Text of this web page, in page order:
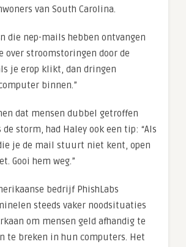
van South Carolina.
die nep-mails hebben ontvangen
stroomstoringen door de
je erop klikt, dan dringen
binnen.”
dat mensen dubbel getroffen
storm, had Haley ook een tip: “Als
je de mail stuurt niet kent, open
Gooi hem weg.”
bedrijf PhishLabs
steeds vaker noodsituaties
om mensen geld afhandig te
te breken in hun computers. Het